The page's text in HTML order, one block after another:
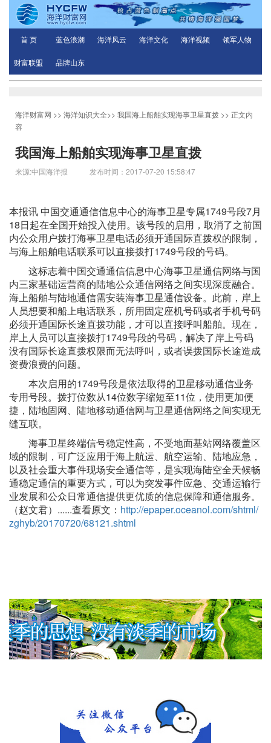
首 页 蓝色浪潮 海洋风云 海洋文化 海洋视频 领军人物
财富联盟 品牌山东
海洋财富网 >> 海洋知识大全>> 我国海上船舶实现海事卫星直拨 >> 正文内
容
我国海上船舶实现海事卫星直拨
来源:中国海洋报 发布时间：2017-07-20 15:58:47
本报讯 中国交通通信信息中心的海事卫星专属1749号段7月
18日起在全国开始投入使用。该号段的启用，取消了之前国
内公众用户拨打海事卫星电话必须开通国际直拨权的限制，
与海上船舶电话联系可以直接拨打1749号段的号码。
这标志着中国交通通信信息中心海事卫星通信网络与国
内三家基础运营商的陆地公众通信网络之间实现深度融合。
海上船舶与陆地通信需安装海事卫星通信设备。此前，岸上
人员想要和船上电话联系，所用固定座机号码或者手机号码
必须开通国际长途直拨功能，才可以直接呼叫船舶。现在，
岸上人员可以直接拨打1749号段的号码，解决了岸上号码
没有国际长途直拨权限而无法呼叫，或者误拨国际长途造成
资费浪费的问题。
本次启用的1749号段是依法取得的卫星移动通信业务
专用号段。拨打位数从14位数字缩短至11位，使用更加便
捷，陆地固网、陆地移动通信网与卫星通信网络之间实现无
缝互联。
海事卫星终端信号稳定性高，不受地面基站网络覆盖区
域的限制，可广泛应用于海上航运、航空运输、陆地应急，
以及社会重大事件现场安全通信等，是实现海陆空全天候畅
通稳定通信的重要方式，可以为突发事件应急、交通运输行
业发展和公众日常通信提供更优质的信息保障和通信服务。
（赵文君）......查看原文： http://epaper.oceanol.com/shtml/
zghyb/20170720/68121.shtml